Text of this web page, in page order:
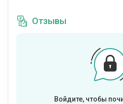
Отзывы
Войдите, чтобы